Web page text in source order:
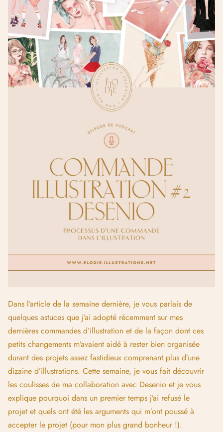
Dans l’article de la semaine dernière, je vous parlais de
quelques astuces que j’ai adopté récemment sur mes
dernières commandes d’illustration et de la façon dont ces
petits changements m’avaient aidé à rester bien organisée
durant des projets assez fastidieux comprenant plus d’une
dizaine d’illustrations. Cette semaine, je vous fait découvrir
les coulisses de ma collaboration avec Desenio et je vous
explique pourquoi dans un premier temps j’ai refusé le
projet et quels ont été les arguments qui m’ont poussé à
accepter le projet (pour mon plus grand bonheur !).